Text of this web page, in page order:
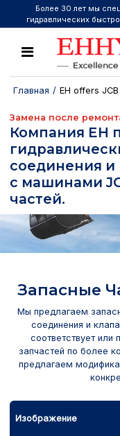
Более 30 лет мы
гидравлических
Главная / EH offers
Замена после
Компания EH
соединения
с машинами
частей.
Запасные
Мы предлагаем
соединения и
соответствует или
запчастей по более
предлагаем
Изображение